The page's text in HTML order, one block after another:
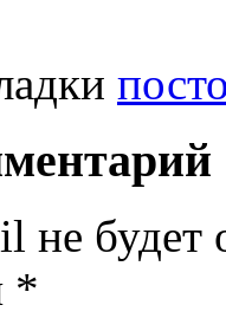
не будет
*